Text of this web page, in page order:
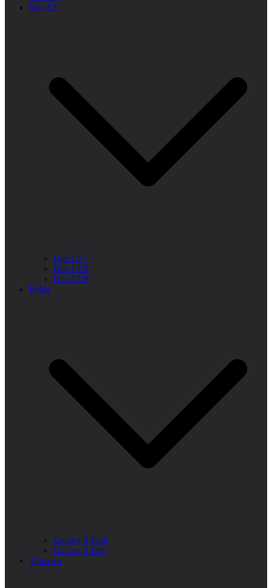
One UI
One UI 7
One UI 8
One UI 9
Folds
Galaxy Z Fold
Galaxy Z Flip
Таблети